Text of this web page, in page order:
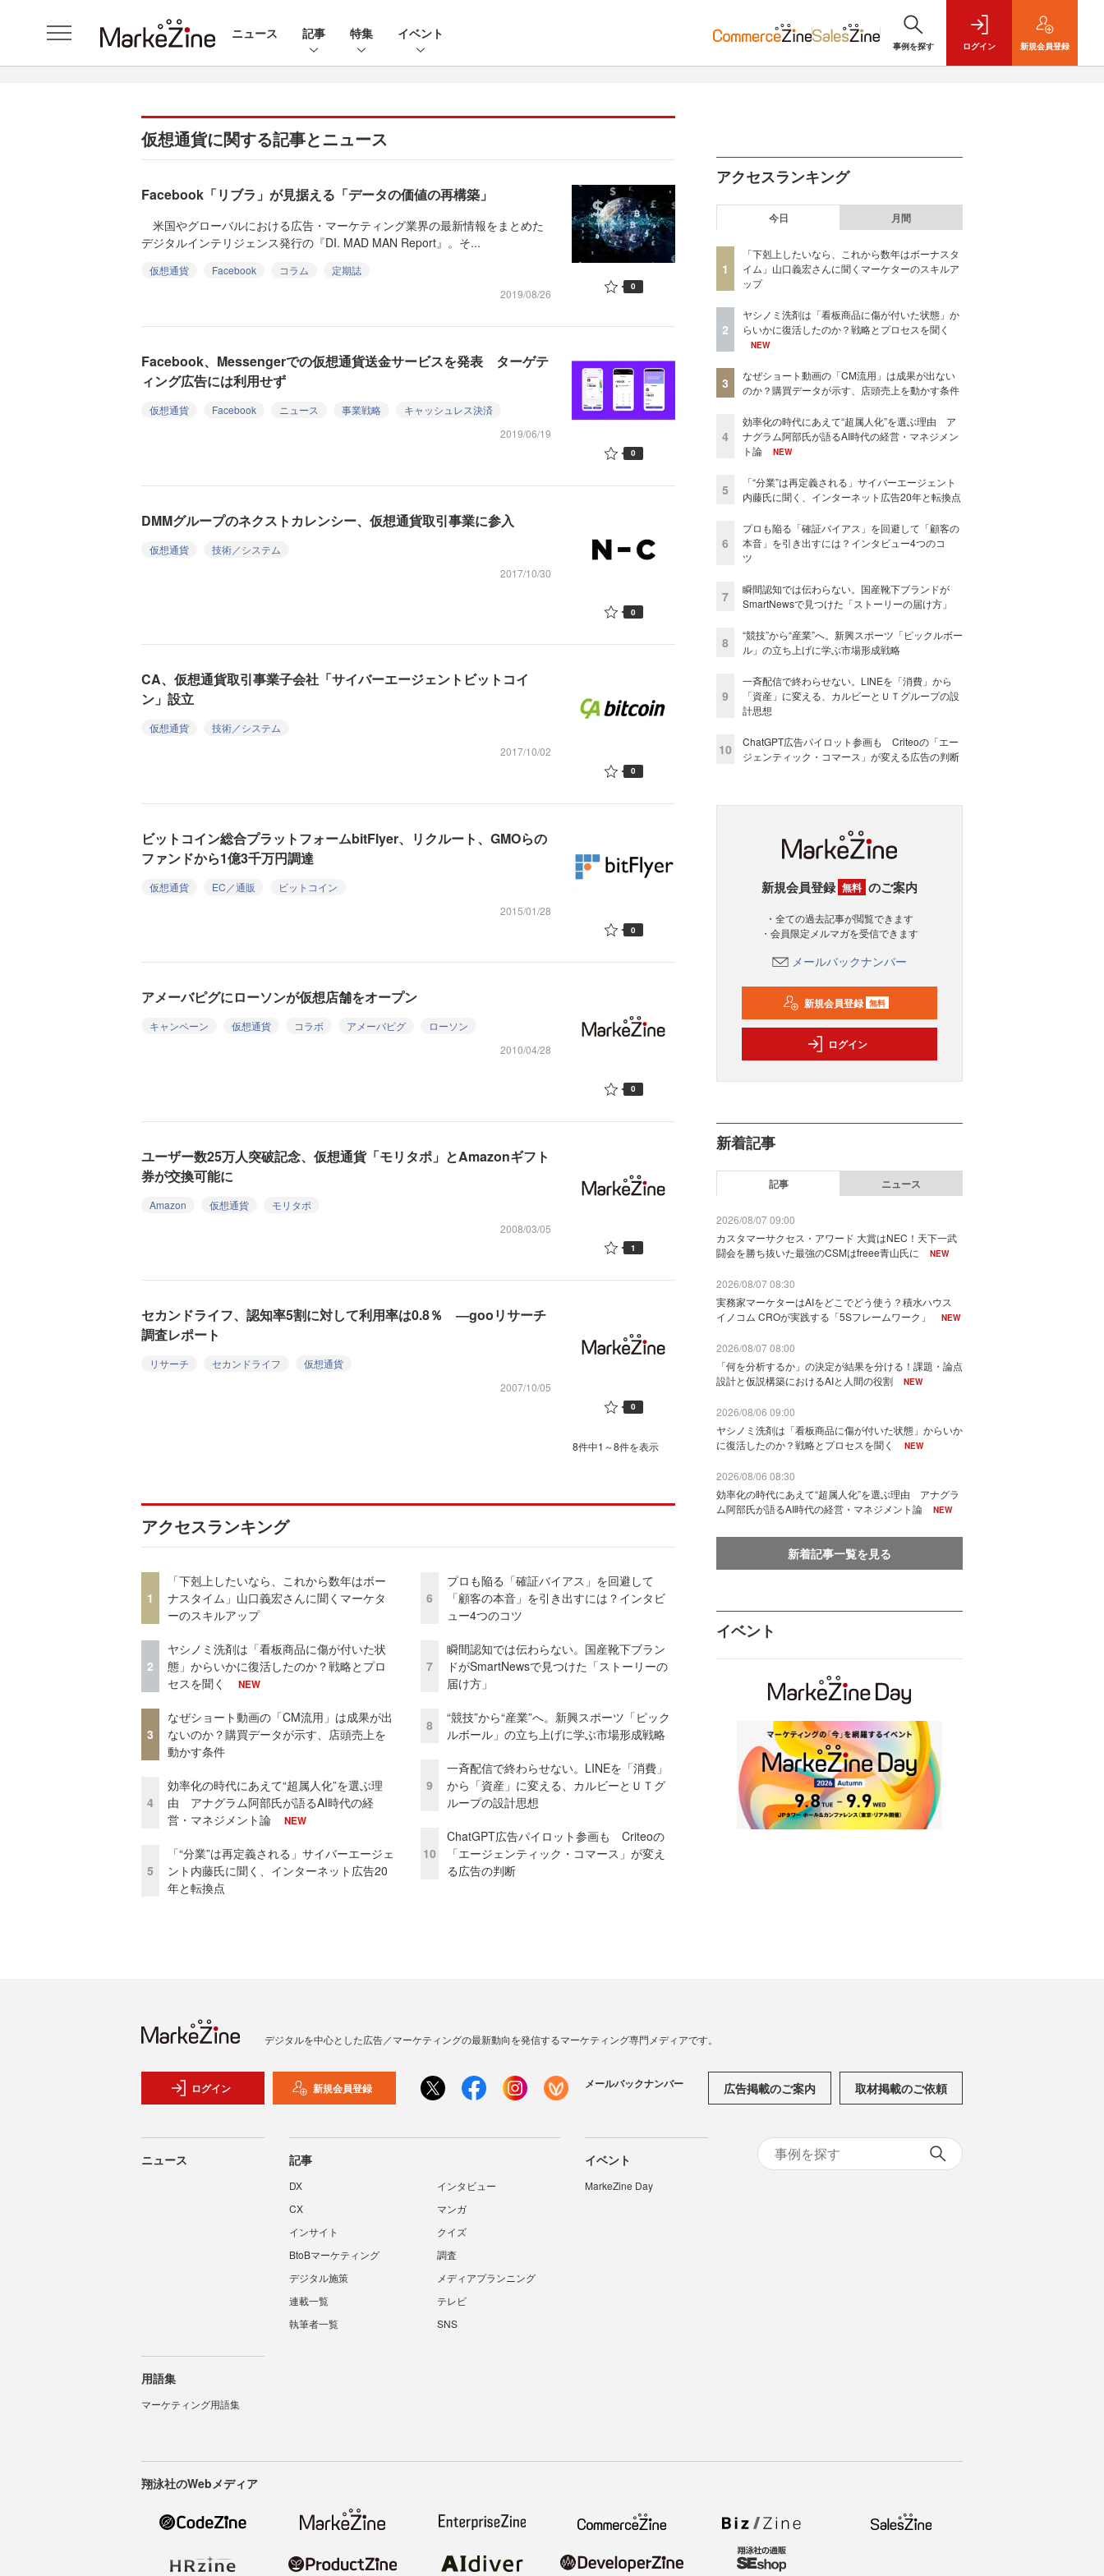
ニュース 記事 特集 イベント
事例を探す ログイン 新規会員登録
仮想通貨に関する記事とニュース
Facebook「リブラ」が見据える「データの価値の再構築」
米国やグローバルにおける広告・マーケティング業界の最新情報をまとめた
デジタルインテリジェンス発行の『DI. MAD MAN Report』。そ...
仮想通貨 Facebook コラム
定期誌
2019/08/26
0
Facebook、Messengerでの仮想通貨送金サービスを発表 ターゲテ
ィング広告には利用せず
仮想通貨 Facebook ニュース 事業戦略
キャッシュレス決済
2019/06/19
0
DMMグループのネクストカレンシー、仮想通貨取引事業に参入
仮想通貨
技術／システム
2017/10/30
0
CA、仮想通貨取引事業子会社「サイバーエージェントビットコイ
ン」設立
仮想通貨
技術／システム
2017/10/02
0
ビットコイン総合プラットフォームbitFlyer、リクルート、GMOらの
ファンドから1億3千万円調達
仮想通貨 EC／通販
ビットコイン
2015/01/28
0
アメーバピグにローソンが仮想店舗をオープン
キャンペーン 仮想通貨 コラボ アメーバピグ
ローソン
2010/04/28
0
ユーザー数25万人突破記念、仮想通貨「モリタポ」とAmazonギフト
券が交換可能に
Amazon 仮想通貨
モリタポ
2008/03/05
1
セカンドライフ、認知率5割に対して利用率は0.8％ ―gooリサーチ
調査レポート
リサーチ セカンドライフ
仮想通貨
2007/10/05
0
8件中1～8件を表示
アクセスランキング
1
「下剋上したいなら、これから数年はボー
ナスタイム」山口義宏さんに聞くマーケタ
ーのスキルアップ
2
ヤシノミ洗剤は「看板商品に傷が付いた状
態」からいかに復活したのか？戦略とプロ
セスを聞く
NEW
3
なぜショート動画の「CM流用」は成果が出
ないのか？購買データが示す、店頭売上を
動かす条件
4
効率化の時代にあえて“超属人化”を選ぶ理
由 アナグラム阿部氏が語るAI時代の経
営・マネジメント論
NEW
5
「“分業”は再定義される」サイバーエージェ
ント内藤氏に聞く、インターネット広告20
年と転換点
6
プロも陥る「確証バイアス」を回避して
「顧客の本音」を引き出すには？インタビ
ュー4つのコツ
7
瞬間認知では伝わらない。国産靴下ブラン
ドがSmartNewsで見つけた「ストーリーの
届け方」
8
“競技”から“産業”へ。新興スポーツ「ピック
ルボール」の立ち上げに学ぶ市場形成戦略
9
一斉配信で終わらせない。LINEを「消費」
から「資産」に変える、カルビーとＵＴグ
ループの設計思想
10
ChatGPT広告パイロット参画も Criteoの
「エージェンティック・コマース」が変え
る広告の判断
アクセスランキング
今日 月間
1
「下剋上したいなら、これから数年はボーナスタ
イム」山口義宏さんに聞くマーケターのスキルア
ップ
2
ヤシノミ洗剤は「看板商品に傷が付いた状態」か
らいかに復活したのか？戦略とプロセスを聞く
NEW
3
なぜショート動画の「CM流用」は成果が出ない
のか？購買データが示す、店頭売上を動かす条件
4
効率化の時代にあえて“超属人化”を選ぶ理由 ア
ナグラム阿部氏が語るAI時代の経営・マネジメン
ト論
NEW
5
「“分業”は再定義される」サイバーエージェント
内藤氏に聞く、インターネット広告20年と転換点
6
プロも陥る「確証バイアス」を回避して「顧客の
本音」を引き出すには？インタビュー4つのコ
ツ
7
瞬間認知では伝わらない。国産靴下ブランドが
SmartNewsで見つけた「ストーリーの届け方」
8
“競技”から“産業”へ。新興スポーツ「ピックルボー
ル」の立ち上げに学ぶ市場形成戦略
9
一斉配信で終わらせない。LINEを「消費」から
「資産」に変える、カルビーとＵＴグループの設
計思想
10
ChatGPT広告パイロット参画も Criteoの「エー
ジェンティック・コマース」が変える広告の判断
新規会員登録 無料 のご案内
・全ての過去記事が閲覧できます
・会員限定メルマガを受信できます
メールバックナンバー
新規会員登録 無料
ログイン
新着記事
記事 ニュース
2026/08/07 09:00
カスタマーサクセス・アワード 大賞はNEC！天下一武
闘会を勝ち抜いた最強のCSMはfreee青山氏に
NEW
2026/08/07 08:30
実務家マーケターはAIをどこでどう使う？積水ハウス
イノコム CROが実践する「5Sフレームワーク」
NEW
2026/08/07 08:00
「何を分析するか」の決定が結果を分ける！課題・論点
設計と仮説構築におけるAIと人間の役割
NEW
2026/08/06 09:00
ヤシノミ洗剤は「看板商品に傷が付いた状態」からいか
に復活したのか？戦略とプロセスを聞く
NEW
2026/08/06 08:30
効率化の時代にあえて“超属人化”を選ぶ理由 アナグラ
ム阿部氏が語るAI時代の経営・マネジメント論
NEW
新着記事一覧を見る
イベント
デジタルを中心とした広告／マーケティングの最新動向を発信するマーケティング専門メディアです。
ログイン 新規会員登録 メールバックナンバー 広告掲載のご案内 取材掲載のご依頼
ニュース 記事
DX
インタビュー
CX
マンガ
インサイト
クイズ
BtoBマーケティング
調査
デジタル施策
メディアプランニング
連載一覧
テレビ
執筆者一覧
SNS
イベント
MarkeZine Day
用語集
マーケティング用語集
翔泳社のWebメディア